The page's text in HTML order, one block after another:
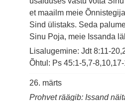
et maailm meie
Sind ülistaks. Seda
Sinu Poja, meie Issanda
Lisalugemine: Jdt 8:11-
Õhtul: Ps 45:1-5,7-
26. märts
Prohvet räägib: Issand